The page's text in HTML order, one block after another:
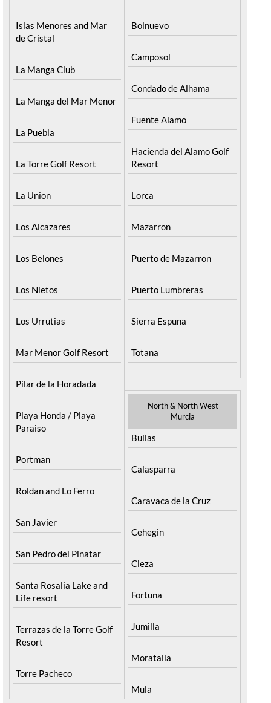
Islas Menores and Mar
de Cristal
La Manga Club
La Manga del Mar Menor
La Puebla
La Torre Golf Resort
La Union
Los Alcazares
Los Belones
Los Nietos
Los Urrutias
Mar Menor Golf Resort
Pilar de la Horadada
Playa Honda / Playa
Paraiso
Portman
Roldan and Lo Ferro
San Javier
San Pedro del Pinatar
Santa Rosalia Lake and
Life resort
Terrazas de la Torre Golf
Resort
Torre Pacheco
Bolnuevo
Camposol
Condado de Alhama
Fuente Alamo
Hacienda del Alamo Golf
Resort
Lorca
Mazarron
Puerto de Mazarron
Puerto Lumbreras
Sierra Espuna
Totana
North & North West
Murcia
Bullas
Calasparra
Caravaca de la Cruz
Cehegin
Cieza
Fortuna
Jumilla
Moratalla
Mula